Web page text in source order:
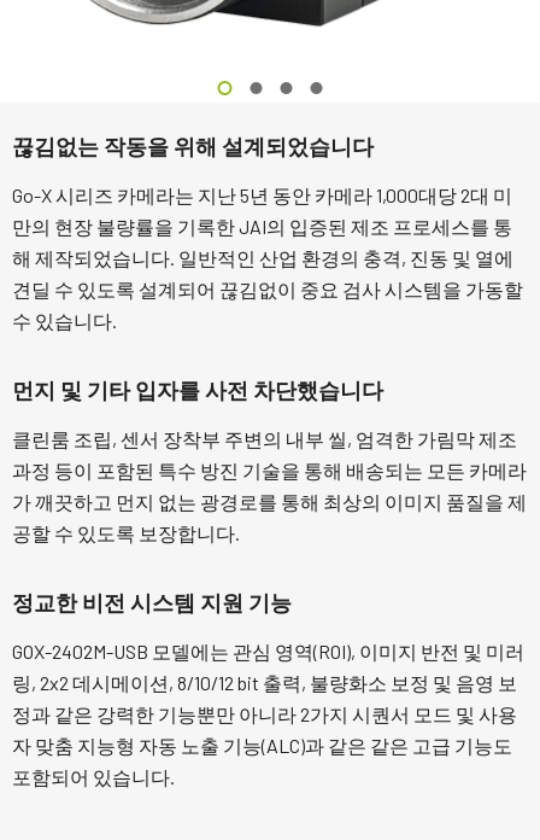
끊김없는 작동을 위해 설계되었습니다
Go-X 시리즈 카메라는 지난 5년 동안 카메라 1,000대당 2대 미
만의 현장 불량률을 기록한 JAI의 입증된 제조 프로세스를 통
해 제작되었습니다. 일반적인 산업 환경의 충격, 진동 및 열에
견딜 수 있도록 설계되어 끊김없이 중요 검사 시스템을 가동할
수 있습니다.
먼지 및 기타 입자를 사전 차단했습니다
클린룸 조립, 센서 장착부 주변의 내부 씰, 엄격한 가림막 제조
과정 등이 포함된 특수 방진 기술을 통해 배송되는 모든 카메라
가 깨끗하고 먼지 없는 광경로를 통해 최상의 이미지 품질을 제
공할 수 있도록 보장합니다.
정교한 비전 시스템 지원 기능
GOX-2402M-USB 모델에는 관심 영역(ROI), 이미지 반전 및 미러
링, 2x2 데시메이션, 8/10/12 bit 출력, 불량화소 보정 및 음영 보
정과 같은 강력한 기능뿐만 아니라 2가지 시퀀서 모드 및 사용
자 맞춤 지능형 자동 노출 기능(ALC)과 같은 같은 고급 기능도
포함되어 있습니다.